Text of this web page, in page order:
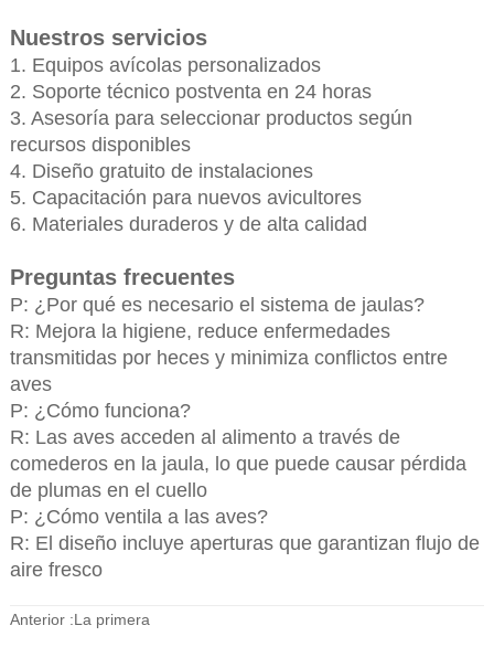
Nuestros servicios
1. Equipos avícolas personalizados
2. Soporte técnico postventa en 24 horas
3. Asesoría para seleccionar productos según
recursos disponibles
4. Diseño gratuito de instalaciones
5. Capacitación para nuevos avicultores
6. Materiales duraderos y de alta calidad
Preguntas frecuentes
P: ¿Por qué es necesario el sistema de jaulas?
R: Mejora la higiene, reduce enfermedades
transmitidas por heces y minimiza conflictos entre
aves
P: ¿Cómo funciona?
R: Las aves acceden al alimento a través de
comederos en la jaula, lo que puede causar pérdida
de plumas en el cuello
P: ¿Cómo ventila a las aves?
R: El diseño incluye aperturas que garantizan flujo de
aire fresco
Anterior :La primera